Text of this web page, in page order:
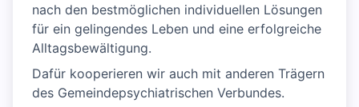
nach den bestmöglichen individuellen Lösungen
für ein gelingendes Leben und eine erfolgreiche
Alltagsbewältigung.
Dafür kooperieren wir auch mit anderen Trägern
des Gemeindepsychiatrischen Verbundes.